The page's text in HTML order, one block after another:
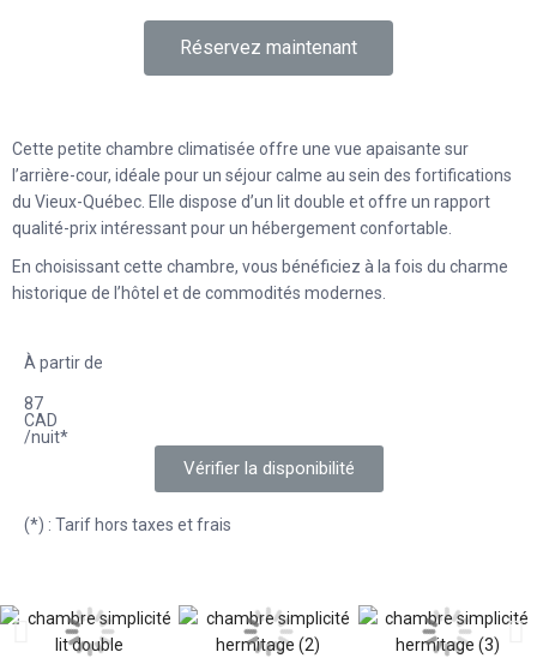
Réservez maintenant
Cette petite chambre climatisée offre une vue apaisante sur
l’arrière-cour, idéale pour un séjour calme au sein des fortifications
du Vieux-Québec. Elle dispose d’un lit double et offre un rapport
qualité-prix intéressant pour un hébergement confortable.
En choisissant cette chambre, vous bénéficiez à la fois du charme
historique de l’hôtel et de commodités modernes.
À partir de
87
CAD
/nuit*
Vérifier la disponibilité
(*) : Tarif hors taxes et frais